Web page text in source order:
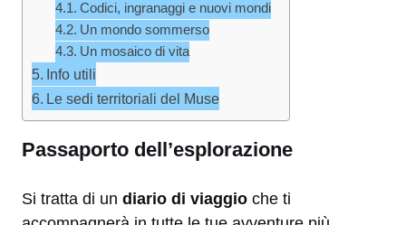
Codici, ingranaggi e nuovi mondi
Un mondo sommerso
Un mosaico di vita
Info utili
Le sedi territoriali del Muse
Passaporto dell’esplorazione
Si tratta di un diario di viaggio che ti